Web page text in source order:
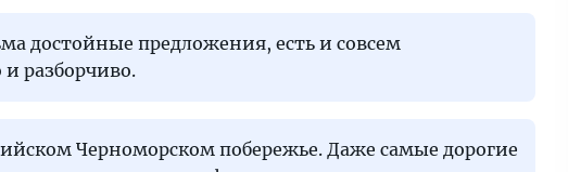
достойные предложения, есть и совсем
разборчиво.
Черноморском побережье. Даже самые дорогие